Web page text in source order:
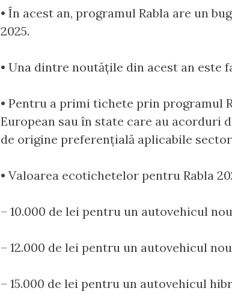
• În acest an, programul Rabla are un
2025.
• Una dintre noutățile din acest an este
• Pentru a primi tichete prin programul
European sau în state care au acorduri
de origine preferențială aplicabile
• Valoarea ecotichetelor pentru Rabla
– 10.000 de lei pentru un autovehicul
– 12.000 de lei pentru un autovehicul
– 15.000 de lei pentru un autovehicul